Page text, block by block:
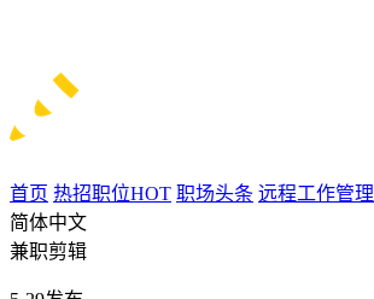
首页 热招职位HOT 职场头条 远程工作管理
简体中文
兼职剪辑